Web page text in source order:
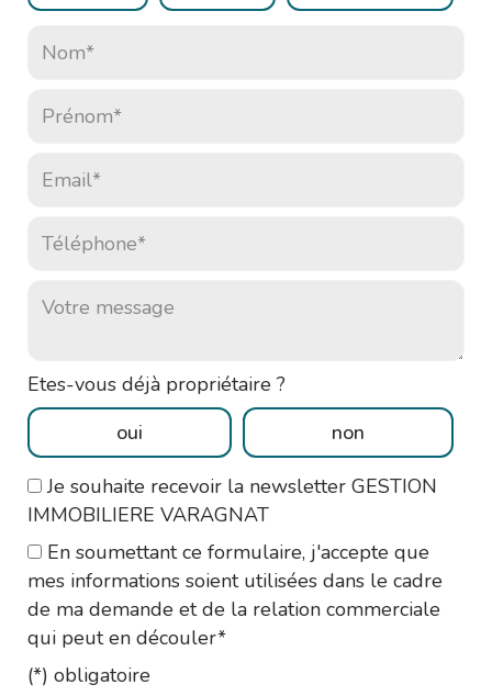
Prénom* :
Téléphone* :
Etes-vous déjà propriétaire ?
oui
non
Je souhaite recevoir la newsletter GESTION
IMMOBILIERE VARAGNAT
En soumettant ce formulaire, j'accepte que
mes informations soient utilisées dans le cadre
de ma demande et de la relation commerciale
qui peut en découler*
(*) obligatoire